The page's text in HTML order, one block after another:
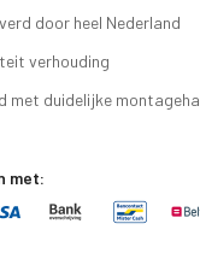
door heel Nederland
verhouding
met duidelijke
met: